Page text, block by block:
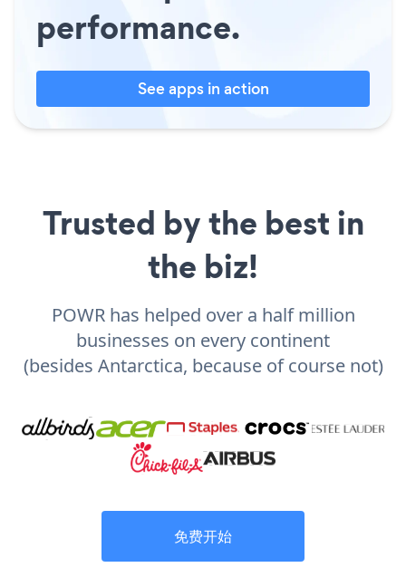
performance.
See apps in action
Trusted by the best in
the biz!
POWR has helped over a half million
businesses on every continent
(besides Antarctica, because of course not)
免费开始